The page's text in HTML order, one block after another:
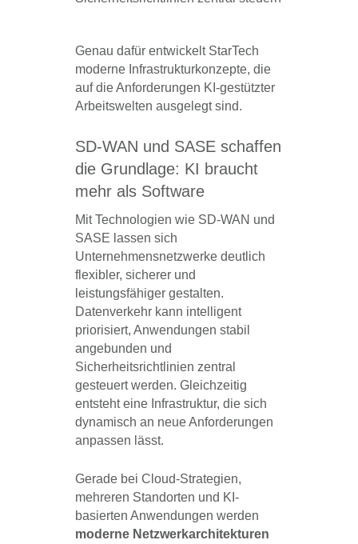
Genau dafür entwickelt StarTech
moderne Infrastrukturkonzepte, die
auf die Anforderungen KI-gestützter
Arbeitswelten ausgelegt sind.
SD-WAN und SASE schaffen
die Grundlage: KI braucht
mehr als Software
Mit Technologien wie SD-WAN und
SASE lassen sich
Unternehmensnetzwerke deutlich
flexibler, sicherer und
leistungsfähiger gestalten.
Datenverkehr kann intelligent
priorisiert, Anwendungen stabil
angebunden und
Sicherheitsrichtlinien zentral
gesteuert werden. Gleichzeitig
entsteht eine Infrastruktur, die sich
dynamisch an neue Anforderungen
anpassen lässt.
Gerade bei Cloud-Strategien,
mehreren Standorten und KI-
basierten Anwendungen werden
moderne Netzwerkarchitekturen